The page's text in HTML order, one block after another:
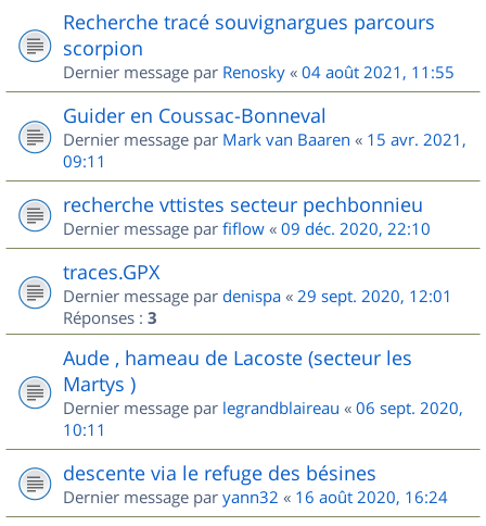
Recherche tracé souvignargues parcours
scorpion
Dernier message par Renosky « 04 août 2021, 11:55
Guider en Coussac-Bonneval
Dernier message par Mark van Baaren « 15 avr. 2021,
09:11
recherche vttistes secteur pechbonnieu
Dernier message par fiflow « 09 déc. 2020, 22:10
traces.GPX
Dernier message par denispa « 29 sept. 2020, 12:01
Réponses : 3
Aude , hameau de Lacoste (secteur les
Martys )
Dernier message par legrandblaireau « 06 sept. 2020,
10:11
descente via le refuge des bésines
Dernier message par yann32 « 16 août 2020, 16:24